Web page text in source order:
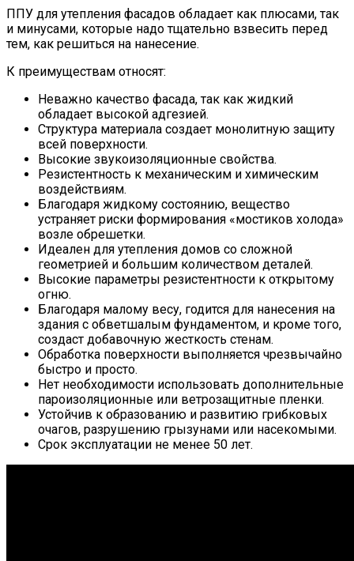
ППУ для утепления фасадов обладает как плюсами, так
и минусами, которые надо тщательно взвесить перед
тем, как решиться на нанесение.
К преимуществам относят:
Неважно качество фасада, так как жидкий
обладает высокой адгезией.
Структура материала создает монолитную защиту
всей поверхности.
Высокие звукоизоляционные свойства.
Резистентность к механическим и химическим
воздействиям.
Благодаря жидкому состоянию, вещество
устраняет риски формирования «мостиков холода»
возле обрешетки.
Идеален для утепления домов со сложной
геометрией и большим количеством деталей.
Высокие параметры резистентности к открытому
огню.
Благодаря малому весу, годится для нанесения на
здания с обветшалым фундаментом, и кроме того,
создаст добавочную жесткость стенам.
Обработка поверхности выполняется чрезвычайно
быстро и просто.
Нет необходимости использовать дополнительные
пароизоляционные или ветрозащитные пленки.
Устойчив к образованию и развитию грибковых
очагов, разрушению грызунами или насекомыми.
Срок эксплуатации не менее 50 лет.